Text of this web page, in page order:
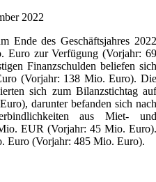
2022
Ende des Geschäftsjahres 2022
zur Verfügung (Vorjahr: 69
Finanzschulden beliefen sich
(Vorjahr: 138 Mio. Euro). Die
sich zum Bilanzstichtag auf
darunter befanden sich nach
aus Miet- und
EUR (Vorjahr: 45 Mio. Euro).
Euro (Vorjahr: 485 Mio. Euro).